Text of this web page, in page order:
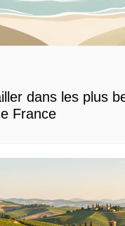
dans les plus
France